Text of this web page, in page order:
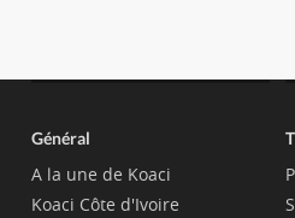
Général
A la une de Koaci
Koaci Côte d'Ivoire